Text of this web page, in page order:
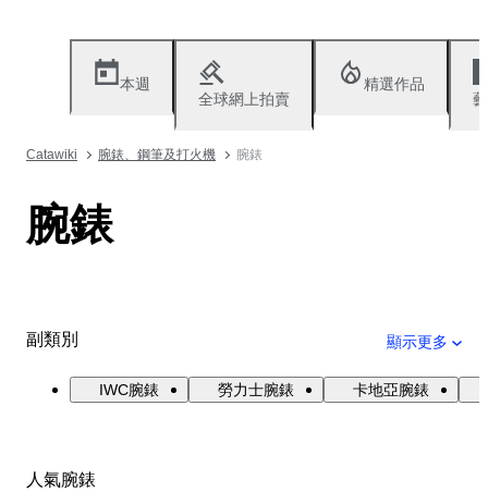
本週
全球網上拍賣
精選作品
Catawiki 腕錶、鋼筆及打火機 腕錶
腕錶
副類別 顯示更多
IWC腕錶 勞力士腕錶 卡地亞腕錶
人氣腕錶